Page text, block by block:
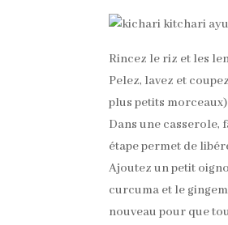
Rincez le riz et les
Pelez, lavez et
plus petits morceaux)
Dans une casserole,
étape permet de
Ajoutez un petit
curcuma et le
nouveau pour que